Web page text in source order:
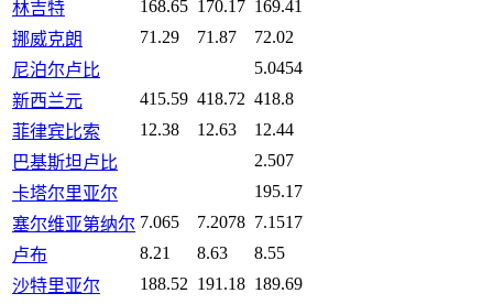
林吉特
168.65 170.17 169.41
挪威克朗
71.29 71.87
72.02
尼泊尔卢比
5.0454
新西兰元
415.59 418.72 418.8
菲律宾比索
12.38 12.63
12.44
巴基斯坦卢比
2.507
卡塔尔里亚尔
195.17
塞尔维亚第纳尔 7.065 7.2078 7.1517
卢布
8.21 8.63
8.55
沙特里亚尔
188.52 191.18 189.69